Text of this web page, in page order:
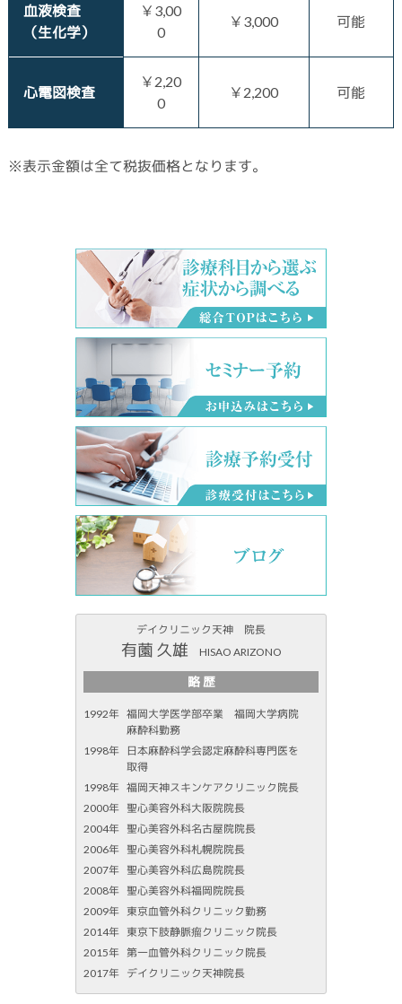
血液検査
（生化学）
￥3,00
0
￥3,000 可能
心電図検査
￥2,20
0
￥2,200 可能
※表示金額は全て税抜価格となります。
デイクリニック天神 院長
有薗 久雄 HISAO ARIZONO
略 歴
1992年 福岡大学医学部卒業 福岡大学病院
麻酔科勤務
1998年
日本麻酔科学会認定麻酔科専門医を
取得
1998年 福岡天神スキンケアクリニック院長
2000年 聖心美容外科大阪院院長
2004年 聖心美容外科名古屋院院長
2006年 聖心美容外科札幌院院長
2007年 聖心美容外科広島院院長
2008年 聖心美容外科福岡院院長
2009年 東京血管外科クリニック勤務
2014年 東京下肢静脈瘤クリニック院長
2015年 第一血管外科クリニック院長
2017年 デイクリニック天神院長